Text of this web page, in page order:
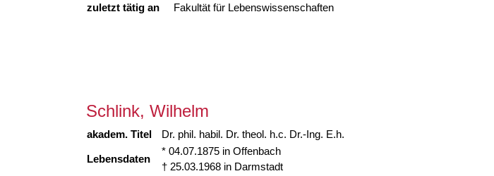
zuletzt tätig an
Fakultät für Lebenswissenschaften
Schlink, Wilhelm
akadem. Titel Dr. phil. habil. Dr. theol. h.c. Dr.-Ing. E.h.
Lebensdaten
* 04.07.1875 in Offenbach
† 25.03.1968 in Darmstadt